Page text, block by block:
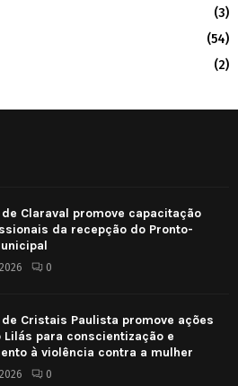
(3)
(54)
(2)
Claraval promove capacitação
da recepção do Pronto-
0
Cristais Paulista promove ações
Lilás para conscientização e
à violência contra a mulher
0